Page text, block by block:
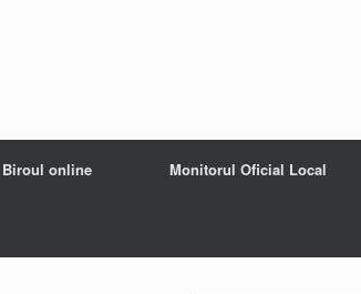
Biroul online Monitorul Oficial Local